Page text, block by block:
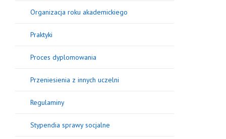
Organizacja roku akademickiego
Praktyki
Proces dyplomowania
Przeniesienia z innych uczelni
Regulaminy
Stypendia sprawy socjalne